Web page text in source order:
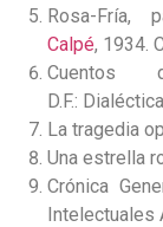
Rosa-Fría,
Calpé, 1934.
Cuentos
D.F.:
La tragedia
Una estrella
Crónica
Intelectuales